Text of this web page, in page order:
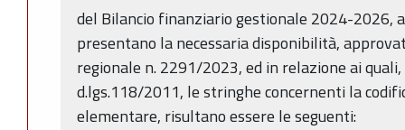
del Bilancio finanziario gestionale 2024-2026,
presentano la necessaria disponibilità,
regionale n. 2291/2023, ed in relazione ai
d.lgs.118/2011, le stringhe concernenti la
elementare, risultano essere le seguenti: